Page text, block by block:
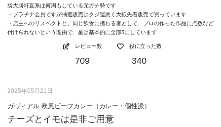
袋大勝軒直系は何周もしている元ガチ勢です
・プラチナ会員ですが抽選販売はクジ運悪く大抵先着販売で買っています
・店主へのリスペクトと、同じ飲食に携わる者として、プロの作った作品に点数など
付けられないという理由で、星は基本的に全部5にしています
レビュー数
709
役に立った数
340
2025年05月21日
ガヴィアル 欧風ビーフカレー（カレー・個性派）
チーズとイモは是非ご用意